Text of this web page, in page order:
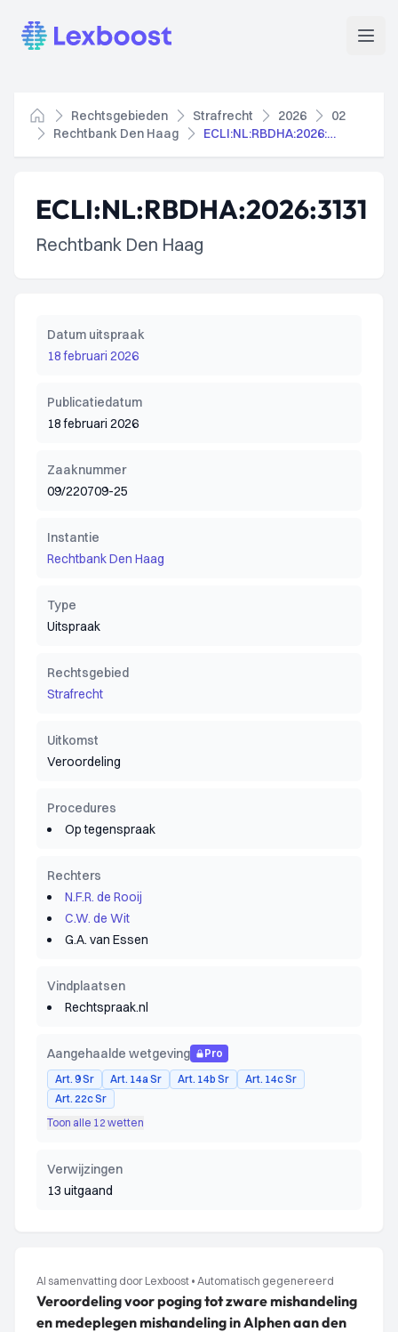
Lexboost
Home
Rechtsgebieden Strafrecht 2026
02
Rechtbank Den Haag
ECLI:NL:RBDHA:2026:3131
ECLI:NL:RBDHA:2026:3131
Rechtbank Den Haag
Datum uitspraak
18 februari 2026
Publicatiedatum
18 februari 2026
Zaaknummer
09/220709-25
Instantie
Rechtbank Den Haag
Type
Uitspraak
Rechtsgebied
Strafrecht
Uitkomst
Veroordeling
Procedures
Op tegenspraak
Rechters
N.F.R. de Rooij
C.W. de Wit
G.A. van Essen
Vindplaatsen
Rechtspraak.nl
Aangehaalde wetgeving
Pro
Art. 9 Sr
Art. 14a Sr Art. 14b Sr
Art. 14c Sr
Art. 22c Sr
Toon alle 12 wetten
Verwijzingen
13 uitgaand
AI samenvatting door Lexboost • Automatisch gegenereerd
Veroordeling voor poging tot zware mishandeling
en medeplegen mishandeling in Alphen aan den